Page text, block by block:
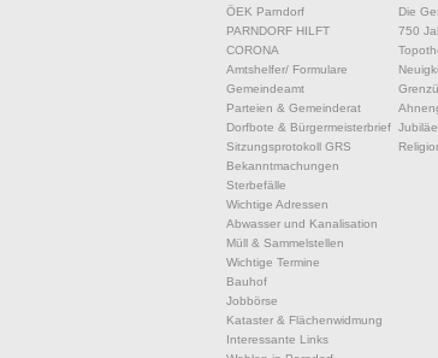
ÖEK Parndorf
PARNDORF HILFT
CORONA
Amtshelfer/ Formulare
Gemeindeamt
Parteien & Gemeinderat
Dorfbote & Bürgermeisterbrief
Sitzungsprotokoll GRS
Bekanntmachungen
Sterbefälle
Wichtige Adressen
Abwasser und Kanalisation
Müll & Sammelstellen
Wichtige Termine
Bauhof
Jobbörse
Kataster & Flächenwidmung
Interessante Links
Die
750